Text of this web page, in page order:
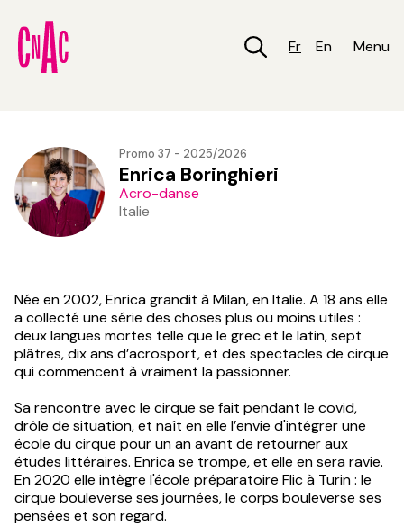
contenu
principal
Fr En Menu
Promo 37 - 2025/2026
Enrica Boringhieri
Acro-danse
Italie
Née en 2002, Enrica grandit à Milan, en Italie. A 18 ans elle
a collecté une série des choses plus ou moins utiles :
deux langues mortes telle que le grec et le latin, sept
plâtres, dix ans d’acrosport, et des spectacles de cirque
qui commencent à vraiment la passionner.
Sa rencontre avec le cirque se fait pendant le covid,
drôle de situation, et naît en elle l’envie d'intégrer une
école du cirque pour un an avant de retourner aux
études littéraires. Enrica se trompe, et elle en sera ravie.
En 2020 elle intègre l'école préparatoire Flic à Turin : le
cirque bouleverse ses journées, le corps bouleverse ses
pensées et son regard.